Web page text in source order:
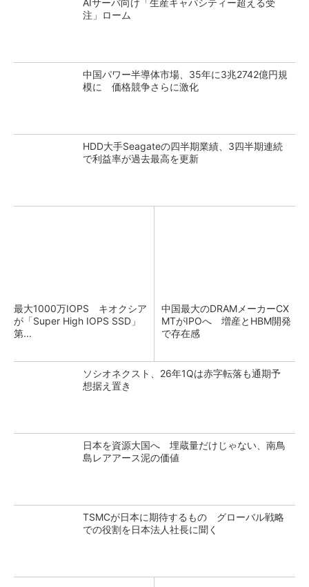
AIサーバ向け「生産キャパシティー超える受
注」ローム
中国パワー半導体市場、35年に3兆2742億円規
模に 価格競争さらに激化
HDD大手Seagateの四半期業績、3四半期連続
で利益率が過去最高を更新
最大1000万IOPS キオクシア
が「Super High IOPS SSD」
第...
中国最大のDRAMメーカーCX
MTがIPOへ 増産とHBM開発
で存在感
ソシオネクスト、26年1Qは赤字転落も通期予
想据え置き
日本を資源大国へ 埋蔵量だけじゃない、南鳥
島レアアース泥の価値
TSMCが日本に期待するもの グローバル戦略
での役割を日本法人社長に聞く